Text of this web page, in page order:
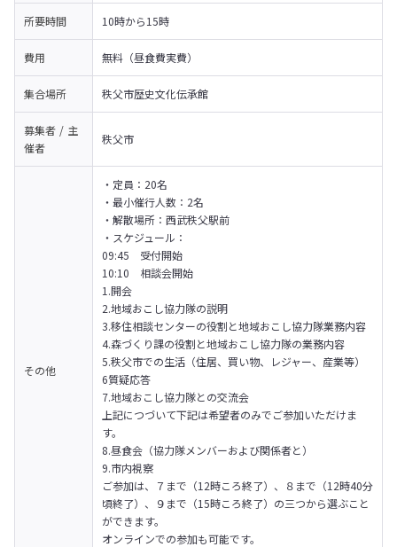
所要時間 10時から15時
費用 無料（昼食費実費）
集合場所 秩父市歴史文化伝承館
募集者 / 主
催者
秩父市
その他
・定員：20名
・最小催行人数：2名
・解散場所：西武秩父駅前
・スケジュール：
09:45　受付開始
10:10　相談会開始
1.開会
2.地域おこし協力隊の説明
3.移住相談センターの役割と地域おこし協力隊業務内容
4.森づくり課の役割と地域おこし協力隊の業務内容
5.秩父市での生活（住居、買い物、レジャー、産業等）
6質疑応答
7.地域おこし協力隊との交流会
上記につづいて下記は希望者のみでご参加いただけま
す。
8.昼食会（協力隊メンバーおよび関係者と）
9.市内視察
ご参加は、７まで（12時ころ終了）、８まで（12時40分
頃終了）、９まで（15時ころ終了）の三つから選ぶこと
ができます。
オンラインでの参加も可能です。